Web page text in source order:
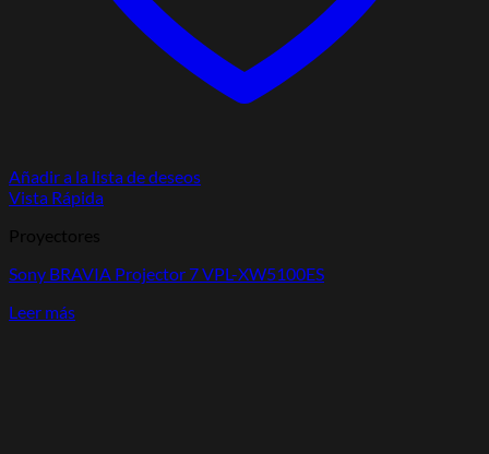
Añadir a la lista de deseos
Vista Rápida
Proyectores
Sony BRAVIA Projector 7 VPL-XW5100ES
Leer más